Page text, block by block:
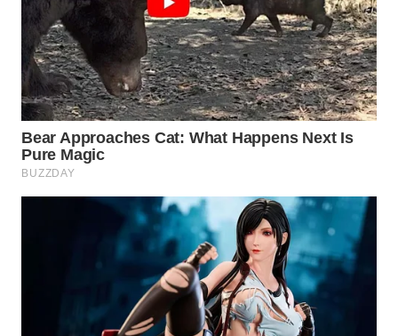
WN
SURABAYA
WN
NATUNA
WN